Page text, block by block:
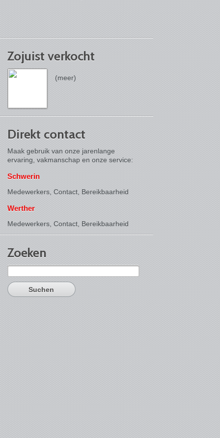
Zojuist verkocht
(meer)
Direkt contact
Maak gebruik van onze jarenlange
ervaring, vakmanschap en onze service:
Schwerin
Medewerkers, Contact, Bereikbaarheid
Werther
Medewerkers, Contact, Bereikbaarheid
Zoeken
Suchen
nach: